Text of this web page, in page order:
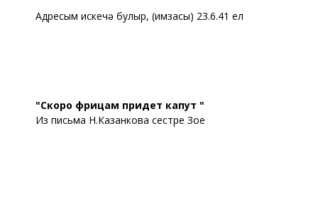
Адресым искечә булыр, (имзасы) 23.6.41 ел
"Скоро фрицам придет капут "
Из письма Н.Казанкова сестре Зое